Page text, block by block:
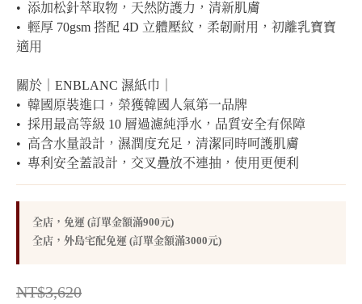
•  添加松針萃取物，天然防護力，清新肌膚
•  輕厚 70gsm 搭配 4D 立體壓紋，柔韌耐用，初離乳寶寶
適用
關於｜ENBLANC 濕紙巾｜
•  韓國原裝進口，榮獲韓國人氣第一品牌
•  採用最高等級 10 層過濾純淨水，品質安全有保障
•  高含水量設計，濕潤度充足，清潔同時呵護肌膚
•  專利安全蓋設計，交叉疊放不連抽，使用更便利
全店，免運 (訂單金額滿900元)
全店，外島宅配免運 (訂單金額滿3000元)
NT$3,620